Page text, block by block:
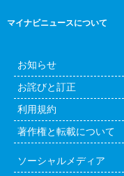
マイナビニュースについて
お知らせ
お詫びと訂正
利用規約
著作権と転載について
ソーシャルメディア